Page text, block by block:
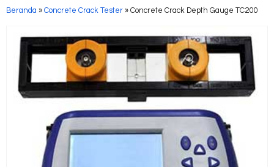
Beranda » Concrete Crack Tester » Concrete Crack Depth Gauge TC200